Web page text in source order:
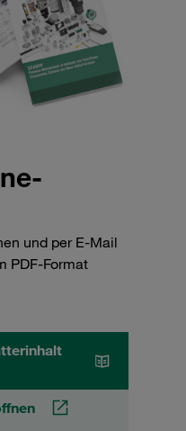
und per E-Mail
PDF-Format